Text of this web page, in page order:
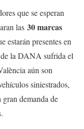
que se esperan
las 30 marcas
estarán presentes en
de la DANA sufrida el
aún son
siniestrados,
demanda de